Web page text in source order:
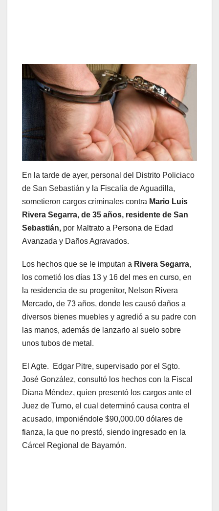
En la tarde de ayer, personal del Distrito Policiaco
de San Sebastián y la Fiscalía de Aguadilla,
sometieron cargos criminales contra Mario Luis
Rivera Segarra, de 35 años, residente de San
Sebastián, por Maltrato a Persona de Edad
Avanzada y Daños Agravados.
Los hechos que se le imputan a Rivera Segarra,
los cometió los días 13 y 16 del mes en curso, en
la residencia de su progenitor, Nelson Rivera
Mercado, de 73 años, donde les causó daños a
diversos bienes muebles y agredió a su padre con
las manos, además de lanzarlo al suelo sobre
unos tubos de metal.
El Agte. Edgar Pitre, supervisado por el Sgto.
José González, consultó los hechos con la Fiscal
Diana Méndez, quien presentó los cargos ante el
Juez de Turno, el cual determinó causa contra el
acusado, imponiéndole $90,000.00 dólares de
fianza, la que no prestó, siendo ingresado en la
Cárcel Regional de Bayamón.